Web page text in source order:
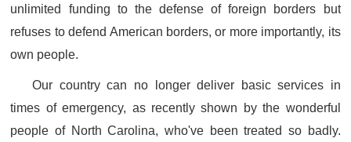
unlimited funding to the defense of foreign borders but
refuses to defend American borders, or more importantly, its
own people.
Our country can no longer deliver basic services in
times of emergency, as recently shown by the wonderful
people of North Carolina, who've been treated so badly.